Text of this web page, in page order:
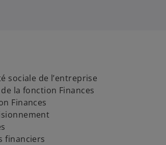
sociale de l’entreprise
la fonction Finances
Finances
financiers